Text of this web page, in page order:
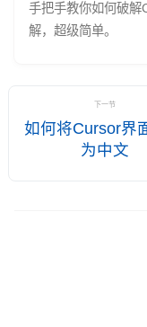
手把手教你如何破
解，超级简单。
下一节
如何将Cursor界
为中文